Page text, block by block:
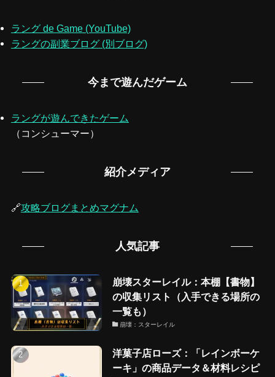
ラング de Game (YouTube)
ラングの副業ブログ (別ブログ)
今まで遊んだゲーム
ラングが遊んできたゲーム
（コンシューマー）
紹介メディア
🔗攻略ブログまとめマグナム
人気記事
崩壊スターレイル：本棚【書物】
の収集リスト（入手できる場所の
一覧も）
崩壊：スターレイル
洋菓子店ローズ：「レインボーケ
ーキ」の商品データ＆材料レシピ